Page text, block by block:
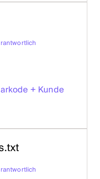
+ Kunde